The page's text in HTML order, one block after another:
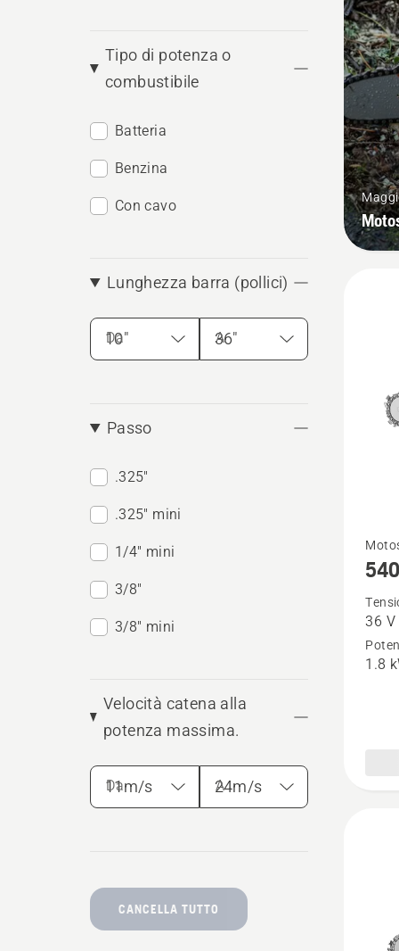
Tipo di potenza o
combustibile
Batteria
Benzina
Con cavo
Lunghezza barra (pollici)
Da A
Passo
.325"
.325" mini
1/4" mini
3/8"
3/8" mini
Velocità catena alla
potenza massima.
Da A
CANCELLA TUTTO
Vedi
dettagli
540i
36 V
1.8